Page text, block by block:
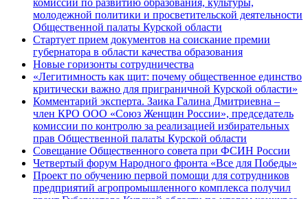
молодежной политики и просветительской деятельности
Общественной палаты Курской области
Стартует прием документов на соискание премии
губернатора в области качества образования
Новые горизонты сотрудничества
«Легитимность как щит: почему общественное единство
критически важно для приграничной Курской области»
Комментарий эксперта. Заика Галина Дмитриевна –
член КРО ООО «Союз Женщин России», председатель
комиссии по контролю за реализацией избирательных
прав Общественной палаты Курской области
Совещание Общественного совета при ФСИН России
Четвертый форум Народного фронта «Все для Победы»
Проект по обучению первой помощи для сотрудников
предприятий агропромышленного комплекса получил